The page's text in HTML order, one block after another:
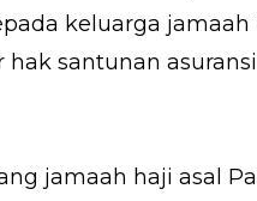
keluarga jamaah
hak santunan
jamaah haji asal